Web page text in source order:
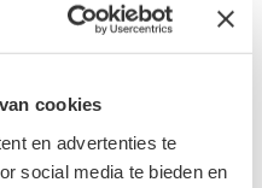
cookies
en advertenties te
social media te bieden en